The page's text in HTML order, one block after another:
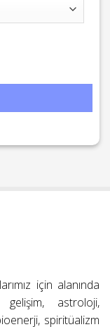
için alanında
astroloji,
spiritüalizm